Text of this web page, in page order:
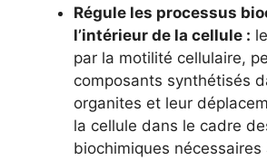
Régule les processus
l’intérieur de la cellule :
par la motilité cellulaire,
composants synthétisés
organites et leur
la cellule dans le cadre
biochimiques nécessaires